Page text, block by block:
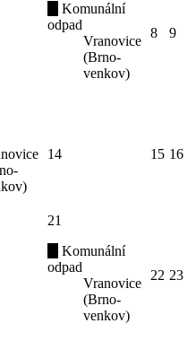
Komunální
odpad
Vranovice
(Brno-
venkov)
8 9
14 15 16
21
Komunální
odpad
Vranovice
(Brno-
venkov)
22 23